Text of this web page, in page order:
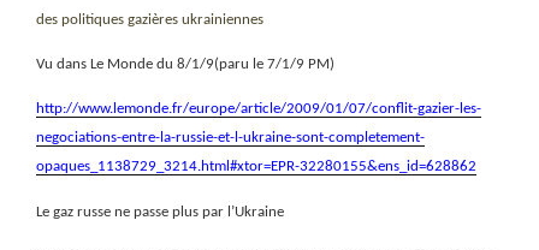
des politiques gazières ukrainiennes
Vu dans Le Monde du 8/1/9(paru le 7/1/9 PM)
http://www.lemonde.fr/europe/article/2009/01/07/conflit-gazier-les-
negociations-entre-la-russie-et-l-ukraine-sont-completement-
opaques_1138729_3214.html#xtor=EPR-32280155&ens_id=628862
Le gaz russe ne passe plus par l’Ukraine